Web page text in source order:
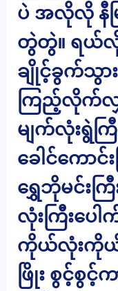
ပဲ အလိုလို နီမ
တွဲတွဲ။ ရယ်
ချိုင့်ခွက်သွား
ကြည့်လိုက်လ
မျက်လုံးရွဲက
ခေါင်ကောင်း
ရွှေဘိုမင်းက
လုံးကြီးပေ
ကိုယ်လုံးကိုယ်
ဖြိုး စွင့်စွင့်